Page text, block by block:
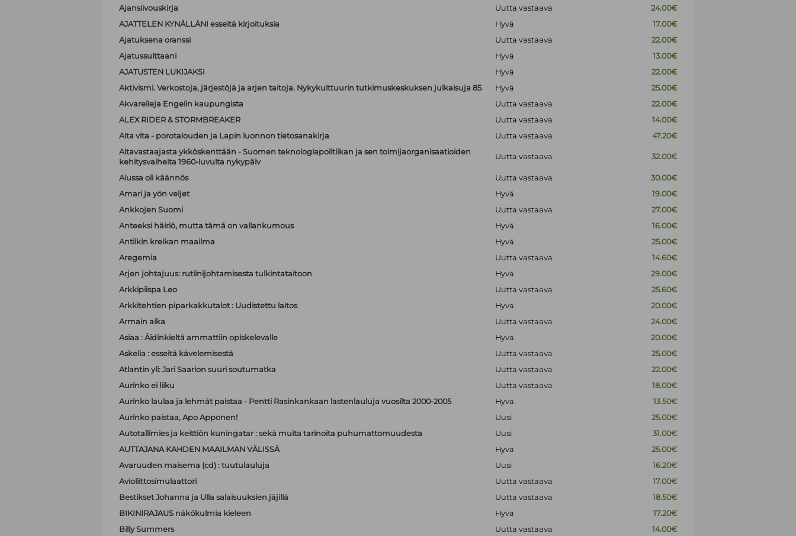
Ajansiivouskirja
Uutta vastaava
24.00€
AJATTELEN KYNÄLLÄNI esseitä kirjoituksia
Hyvä
17.00€
Ajatuksena oranssi
Uutta vastaava
22.00€
Ajatussulttaani
Hyvä
13.00€
AJATUSTEN LUKIJAKSI
Hyvä
22.00€
Aktivismi. Verkostoja, järjestöjä ja arjen taitoja. Nykykulttuurin tutkimuskeskuksen julkaisuja 85
Hyvä
25.00€
Akvarelleja Engelin kaupungista
Uutta vastaava
22.00€
ALEX RIDER & STORMBREAKER
Uutta vastaava
14.00€
Alta vita - porotalouden ja Lapin luonnon tietosanakirja
Uutta vastaava
47.20€
Altavastaajasta ykköskenttään - Suomen teknologiapolitiikan ja sen toimijaorganisaatioiden
kehitysvaiheita 1960-luvulta nykypäiv
Uutta vastaava 32.00€
Alussa oli käännös Uutta vastaava
30.00€
Amari ja yön veljet
Hyvä
19.00€
Ankkojen Suomi
Uutta vastaava
27.00€
Anteeksi häiriö, mutta tämä on vallankumous
Hyvä
16.00€
Antiikin kreikan maailma
Hyvä
25.00€
Aregemia
Uutta vastaava
14.60€
Arjen johtajuus: rutiinijohtamisesta tulkintataitoon
Hyvä
29.00€
Arkkipiispa Leo
Uutta vastaava
25.60€
Arkkitehtien piparkakkutalot : Uudistettu laitos
Hyvä
20.00€
Armain aika
Uutta vastaava
24.00€
Asiaa : Äidinkieltä ammattiin opiskelevalle
Hyvä
20.00€
Askelia : esseitä kävelemisestä
Uutta vastaava
25.00€
Atlantin yli: Jari Saarion suuri soutumatka
Uutta vastaava
22.00€
Aurinko ei liiku
Uutta vastaava
18.00€
Aurinko laulaa ja lehmät paistaa - Pentti Rasinkankaan lastenlauluja vuosilta 2000-2005
Hyvä
13.50€
Aurinko paistaa, Apo Apponen!
Uusi
25.00€
Autotallimies ja keittiön kuningatar : sekä muita tarinoita puhumattomuudesta
Uusi
31.00€
AUTTAJANA KAHDEN MAAILMAN VÄLISSÄ
Hyvä
25.00€
Avaruuden maisema (cd) : tuutulauluja
Uusi
16.20€
Avioliittosimulaattori
Uutta vastaava
17.00€
Bestikset Johanna ja Ulla salaisuuksien jäjillä
Uutta vastaava
18.50€
BIKINIRAJAUS näkökulmia kieleen
Hyvä
17.20€
Billy Summers
Uutta vastaava
14.00€